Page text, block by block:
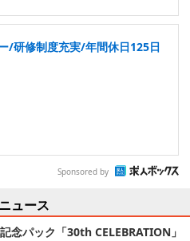
/研修制度充実/年間休日125日
Sponsored by
ュース
念パック「30th CELEBRATION」